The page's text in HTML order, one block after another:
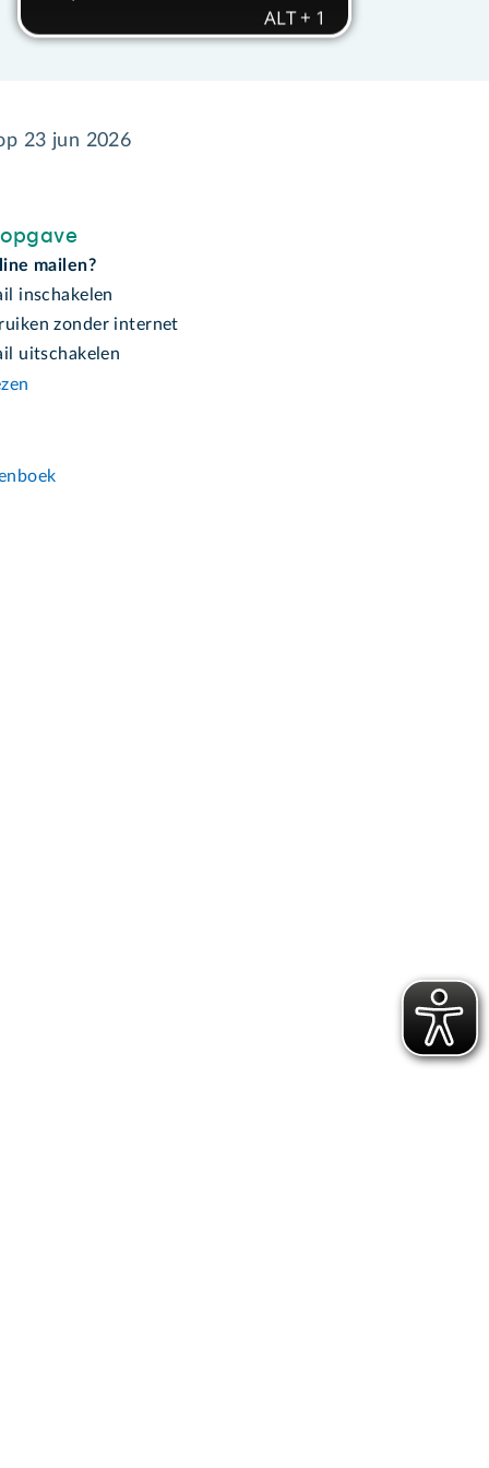
23 jun 2026
mailen?
inschakelen
zonder internet
uitschakelen